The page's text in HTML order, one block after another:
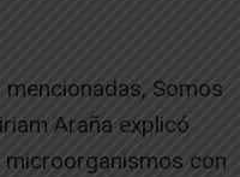
Somos
Araña explicó
con